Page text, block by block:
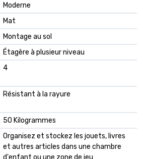
Moderne
Mat
Montage au sol
Étagère à plusieur niveau
4
Résistant à la rayure
50 Kilogrammes
Organisez et stockez les jouets, livres
et autres articles dans une chambre
d'enfant ou une zone de jeu